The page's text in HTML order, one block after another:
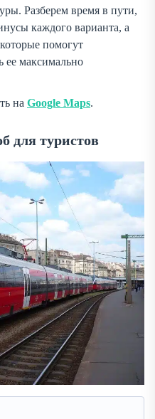
Разберем время в пути,
каждого варианта, а
помогут
ее максимально
на Google Maps.
для туристов